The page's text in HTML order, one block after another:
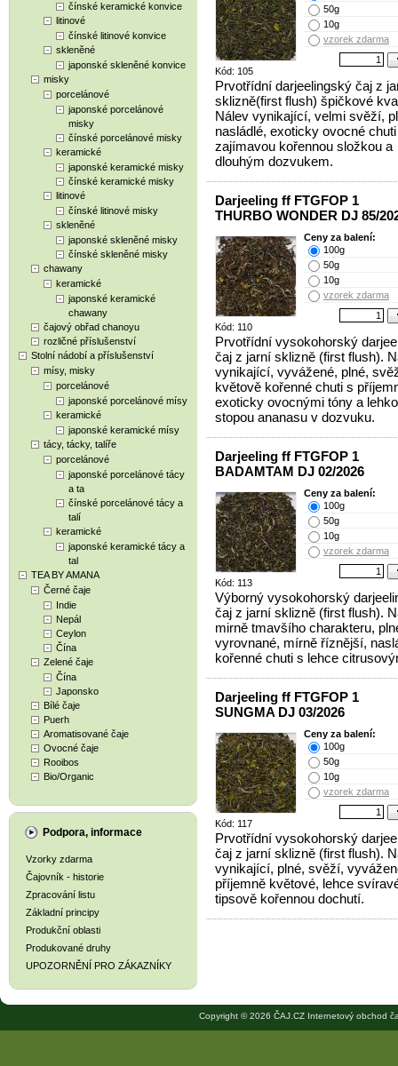
čínské keramické konvice
litinové
čínské litinové konvice
skleněné
japonské skleněné konvice
misky
porcelánové
japonské porcelánové
misky
čínské porcelánové misky
keramické
japonské keramické misky
čínské keramické misky
litinové
čínské litinové misky
skleněné
japonské skleněné misky
čínské skleněné misky
chawany
keramické
japonské keramické
chawany
čajový obřad chanoyu
rozličné příslušenství
Stolní nádobí a příslušenství
mísy, misky
porcelánové
japonské porcelánové mísy
keramické
japonské keramické mísy
tácy, tácky, talíře
porcelánové
japonské porcelánové tácy
a ta
čínské porcelánové tácy a
talí
keramické
japonské keramické tácy a
tal
TEA BY AMANA
Černé čaje
Indie
Nepál
Ceylon
Čína
Zelené čaje
Čína
Japonsko
Bílé čaje
Puerh
Aromatisované čaje
Ovocné čaje
Rooibos
Bio/Organic
Podpora, informace
Vzorky zdarma
Čajovník - historie
Zpracování listu
Základní principy
Produkční oblasti
Produkované druhy
UPOZORNĚNÍ PRO ZÁKAZNÍKY
Kód: 105
50g
10g
vzorek zdarma
Prvotřídní darjeelingský čaj z
sklizně(first flush) špičkové
Nálev vynikající, velmi svěží,
nasládlé, exoticky ovocné
zajímavou kořennou složkou a
dlouhým dozvukem.
Darjeeling ff FTGFOP 1
THURBO WONDER DJ 85/
Kód: 110
Ceny za balení:
100g
50g
10g
vzorek zdarma
Prvotřídní vysokohorský
čaj z jarní sklizně (first flush).
vynikající, vyvážené, plné,
květově kořenné chuti s
exoticky ovocnými tóny a
stopou ananasu v dozvuku.
Darjeeling ff FTGFOP 1
BADAMTAM DJ 02/2026
Kód: 113
Ceny za balení:
100g
50g
10g
vzorek zdarma
Výborný vysokohorský
čaj z jarní sklizně (first flush).
mirně tmavšího charakteru,
vyrovnané, mírně říznější,
kořenné chuti s lehce
Darjeeling ff FTGFOP 1
SUNGMA DJ 03/2026
Kód: 117
Ceny za balení:
100g
50g
10g
vzorek zdarma
Prvotřídní vysokohorský
čaj z jarní sklizně (first flush).
vynikající, plné, svěží,
příjemně květové, lehce
tipsově kořennou dochutí.
Copyright © 2026 ČAJ.CZ Internetový obchod